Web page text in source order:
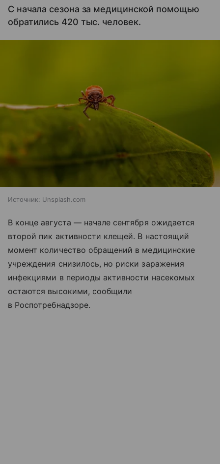
С начала сезона за медицинской помощью
обратились 420 тыс. человек.
Источник: Unsplash.com
В конце августа — начале сентября ожидается
второй пик активности клещей. В настоящий
момент количество обращений в медицинские
учреждения снизилось, но риски заражения
инфекциями в периоды активности насекомых
остаются высокими, сообщили
в Роспотребнадзоре.